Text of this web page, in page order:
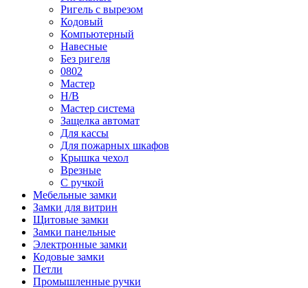
Ригель с вырезом
Кодовый
Компьютерный
Навесные
Без ригеля
0802
Мастер
Н/В
Мастер система
Защелка автомат
Для кассы
Для пожарных шкафов
Крышка чехол
Врезные
С ручкой
Мебельные замки
Замки для витрин
Щитовые замки
Замки панельные
Электронные замки
Кодовые замки
Петли
Промышленные ручки